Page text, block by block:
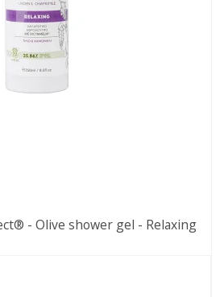
- Olive shower gel - Relaxing